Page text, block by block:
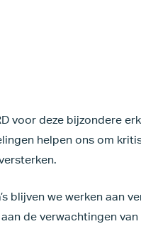
voor deze bijzondere
helpen ons om
blijven we werken aan
de verwachtingen van